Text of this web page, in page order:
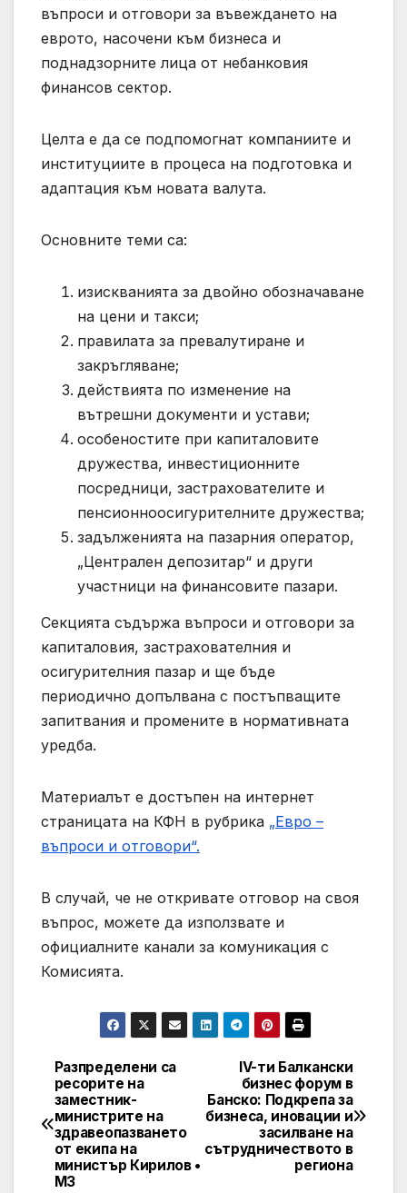
въпроси и отговори за въвеждането на
еврото, насочени към бизнеса и
поднадзорните лица от небанковия
финансов сектор.
Целта е да се подпомогнат компаниите и
институциите в процеса на подготовка и
адаптация към новата валута.
Основните теми са:
изискванията за двойно обозначаване
на цени и такси;
правилата за превалутиране и
закръгляване;
действията по изменение на
вътрешни документи и устави;
особеностите при капиталовите
дружества, инвестиционните
посредници, застрахователите и
пенсионноосигурителните дружества;
задълженията на пазарния оператор,
„Централен депозитар“ и други
участници на финансовите пазари.
Секцията съдържа въпроси и отговори за
капиталовия, застрахователния и
осигурителния пазар и ще бъде
периодично допълвана с постъпващите
запитвания и промените в нормативната
уредба.
Материалът е достъпен на интернет
страницата на КФН в рубрика „Евро –
въпроси и отговори“.
В случай, че не откривате отговор на своя
въпрос, можете да използвате и
официалните канали за комуникация с
Комисията.
Post
navigation
IV-ти Балкански
бизнес форум в
Банско: Подкрепа за
бизнеса, иновации и
засилване на
сътрудничеството в
региона
Разпределени са
ресорите на
заместник-
министрите на
здравеопазването
от екипа на
министър Кирилов •
МЗ